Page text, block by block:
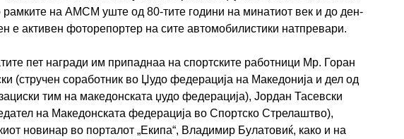
рамките на АМСМ уште од 80-тите години на минатиот век и до ден-
е активен фоторепортер на сите автомобилистики натпревари.
пет награди им припаднаа на спортските работници Мр. Горан
(стручен соработник во Џудо федерација на Македонија и дел од
тим на македонската џудо федерација), Јордан Тасевски
на Македонската федерација во Спортско Стрелаштво),
новинар во порталот „Екипа“, Владимир Булатовиќ, како и на
репродукција или комерцијална употреба на текстови, фотографии или